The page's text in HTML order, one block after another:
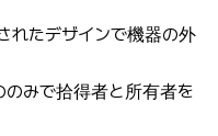
れたデザインで機器の外
のみで拾得者と所有者を